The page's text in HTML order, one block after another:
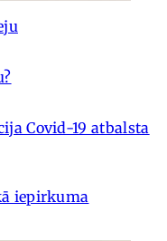
Covid-19 atbalsta
iepirkuma